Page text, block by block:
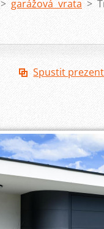
> garážová vrata >
Spustit